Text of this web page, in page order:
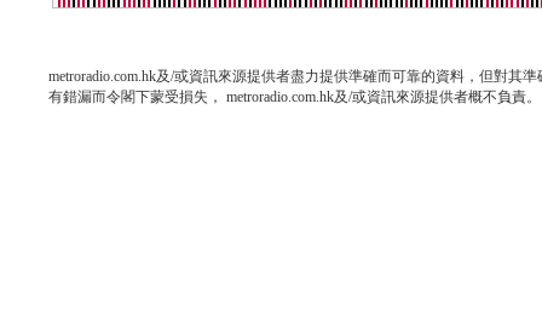
metroradio.com.hk及/或資訊來源提供者盡力提供準確而可靠的資料，但對其
有錯漏而令閣下蒙受損失， metroradio.com.hk及/或資訊來源提供者概不負責。